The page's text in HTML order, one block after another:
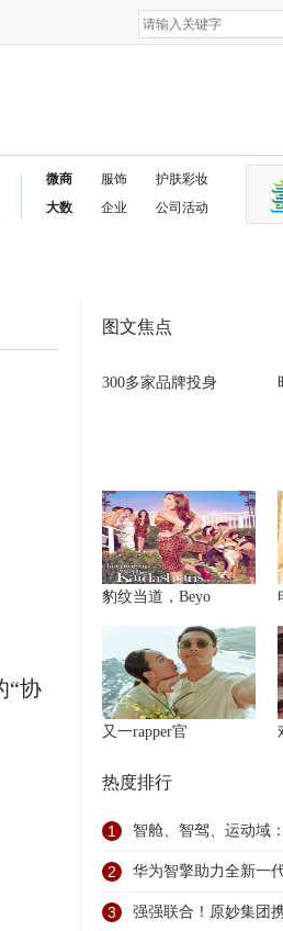
微商
大数
服饰
企业
护肤彩妆
公司活动
“协
图文焦点
300多家品牌投身
豹纹当道，Beyo
又一rapper官
热度排行
1 智舱、智驾、运动域
2 华为智擎助力全新一
3 强强联合！原妙集团